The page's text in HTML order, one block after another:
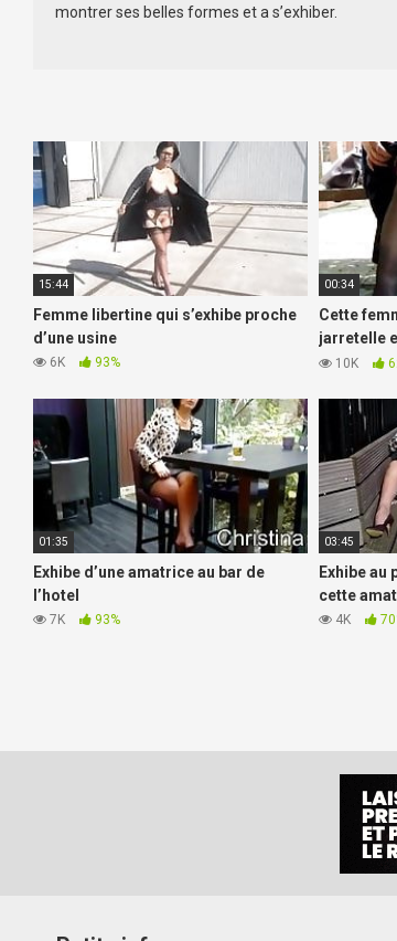
montrer ses belles formes et a s’exhiber.
15:44
Femme libertine qui s’exhibe proche
d’une usine
6K 93%
00:34
Cette
jarretelle
repos
10K
01:35
Exhibe d’une amatrice au bar de
l’hotel
7K 93%
03:45
Exhibe au
cette
4K